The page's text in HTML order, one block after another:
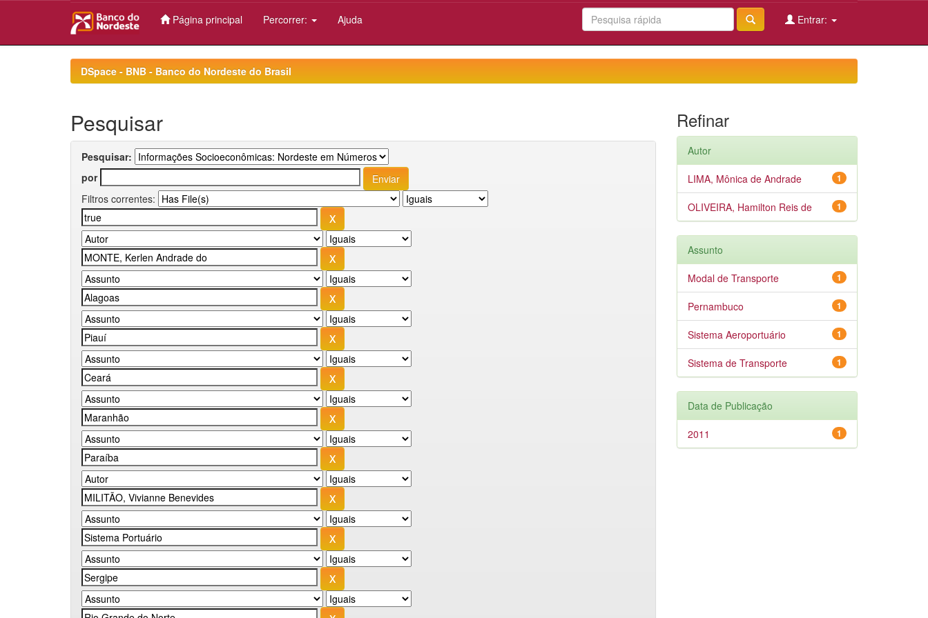
Página principal Percorrer: Ajuda Entrar:
DSpace - BNB - Banco do Nordeste do Brasil
Pesquisar
Pesquisar:
por
Filtros correntes:
Refinar
Autor
1
LIMA, Mônica de Andrade
1
OLIVEIRA, Hamilton Reis de
Assunto
1
Modal de Transporte
1
Pernambuco
1
Sistema Aeroportuário
1
Sistema de Transporte
Data de Publicação
1
2011